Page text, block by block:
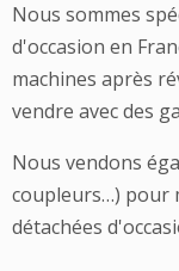
Nous sommes
d'occasion en
machines après
vendre avec des
Nous vendons
coupleurs…) pour
détachées